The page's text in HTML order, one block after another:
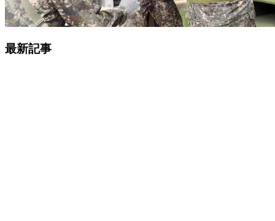
最新記事